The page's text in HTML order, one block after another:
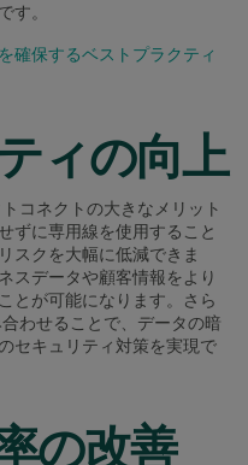
す。
確保するベストプラクティ
ィの向上
コネクトの大きなメリット
ずに専用線を使用すること
スクを大幅に低減できま
スデータや顧客情報をより
とが可能になります。さら
わせることで、データの暗
セキュリティ対策を実現で
の改善